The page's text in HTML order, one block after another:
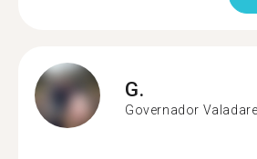
G.
Governador